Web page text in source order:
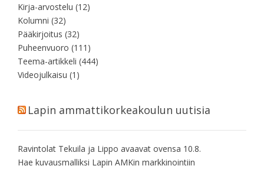
Kirja-arvostelu (12)
Kolumni (32)
Pääkirjoitus (32)
Puheenvuoro (111)
Teema-artikkeli (444)
Videojulkaisu (1)
Lapin ammattikorkeakoulun uutisia
Ravintolat Tekuila ja Lippo avaavat ovensa 10.8.
Hae kuvausmalliksi Lapin AMKin markkinointiin